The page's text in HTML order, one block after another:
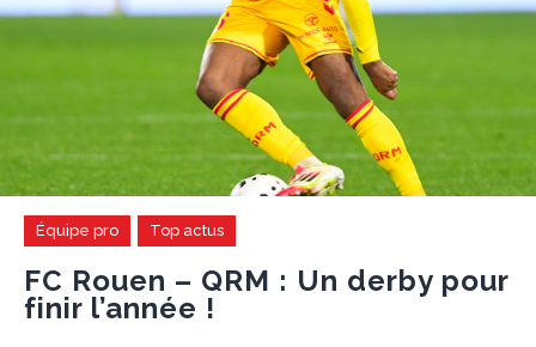
Équipe pro Top actus
FC Rouen – QRM : Un derby pour
finir l’année !